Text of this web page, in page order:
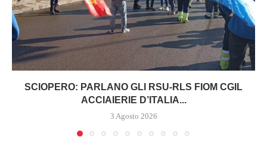
SCIOPERO: PARLANO GLI RSU-RLS FIOM CGIL
ACCIAIERIE D’ITALIA...
3 Agosto 2026